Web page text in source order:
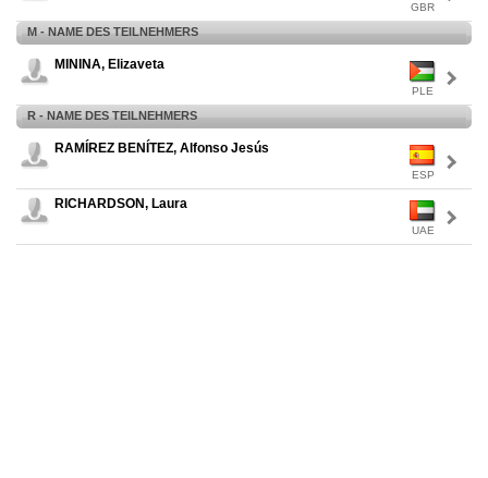
GBR
M - NAME DES TEILNEHMERS
PLE
MININA, Elizaveta
R - NAME DES TEILNEHMERS
ESP
RAMÍREZ BENÍTEZ, Alfonso Jesús
UAE
RICHARDSON, Laura